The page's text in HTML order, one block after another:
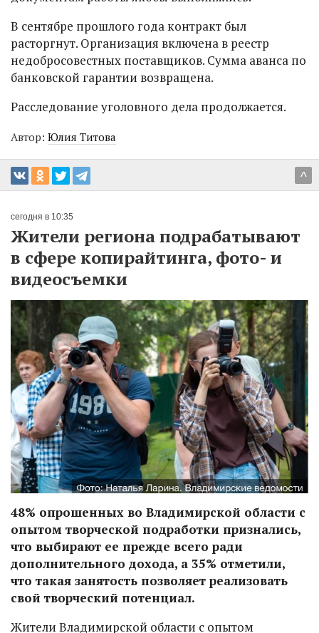
В сентябре прошлого года контракт был
расторгнут. Организация включена в реестр
недобросовестных поставщиков. Сумма аванса по
банковской гарантии возвращена.
Расследование уголовного дела продолжается.
Автор: Юлия Титова
^
сегодня в 10:35
Жители региона подрабатывают
в сфере копирайтинга, фото- и
видеосъемки
48% опрошенных во Владимирской области с
опытом творческой подработки признались,
что выбирают ее прежде всего ради
дополнительного дохода, а 35% отметили,
что такая занятость позволяет реализовать
свой творческий потенциал.
Жители Владимирской области с опытом